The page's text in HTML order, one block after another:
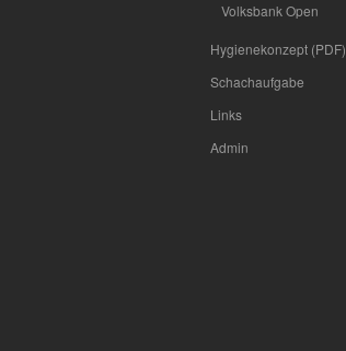
Volksbank Open
Hygienekonzept (PDF)
Schachaufgabe
Links
Admin